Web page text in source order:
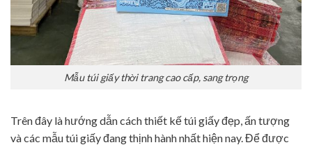
Mẫu túi giấy thời trang cao cấp, sang trọng
Trên đây là hướng dẫn cách thiết kế túi giấy đẹp, ấn tượng
và các mẫu túi giấy đang thịnh hành nhất hiện nay. Để được